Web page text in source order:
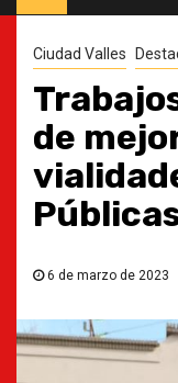
Ciudad Valles
de
6 de marzo de 2023